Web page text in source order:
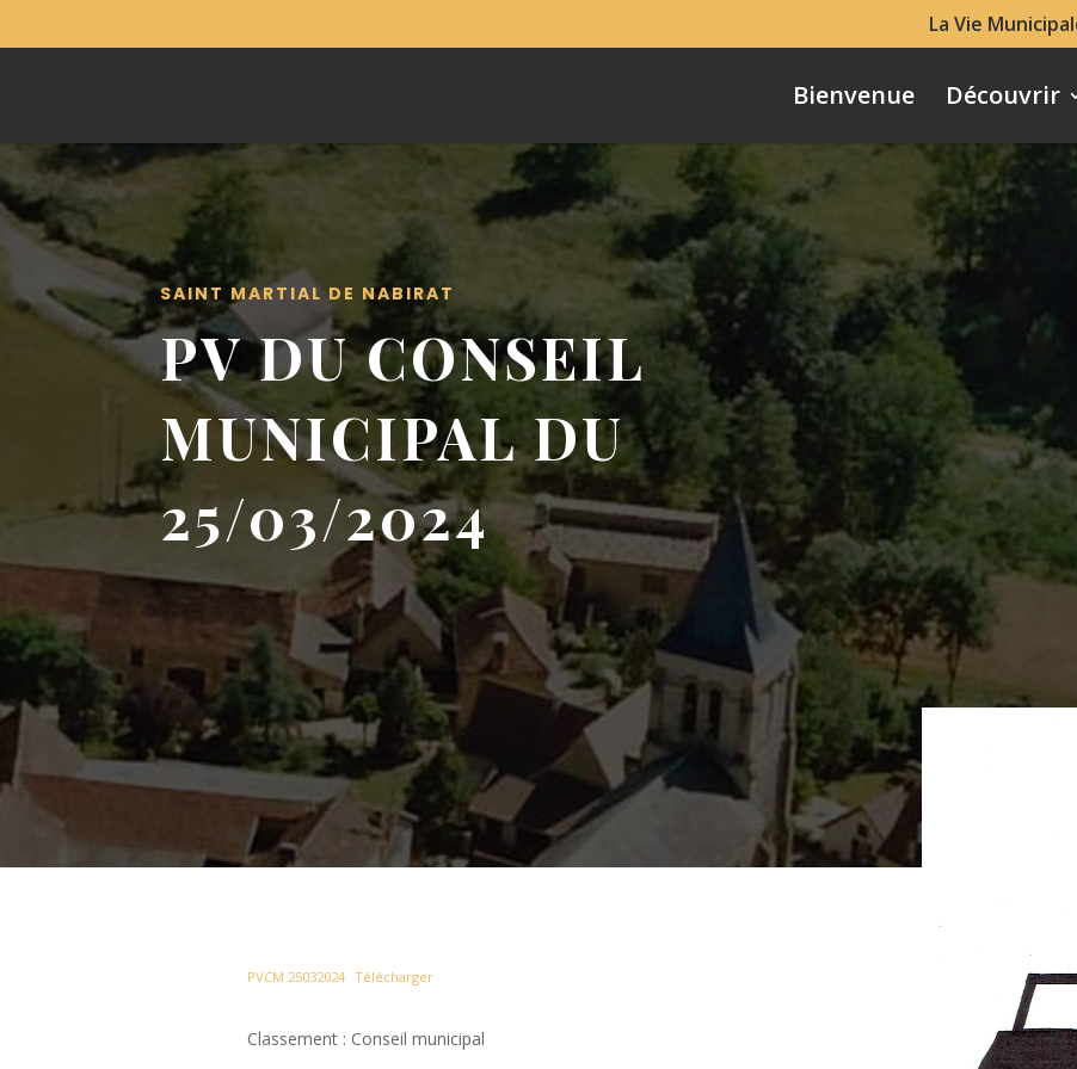
La Vie
Bienvenue Découvrir
SAINT MARTIAL DE NABIRAT
PV DU CONSEIL
MUNICIPAL DU
25/03/2024
PVCM 25032024 Télécharger
Classement : Conseil municipal